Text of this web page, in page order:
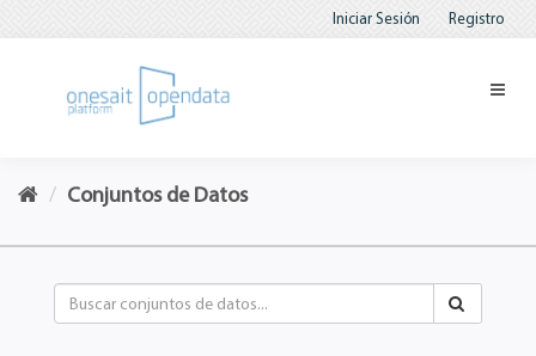
Iniciar Sesión Registro
Conjuntos de Datos